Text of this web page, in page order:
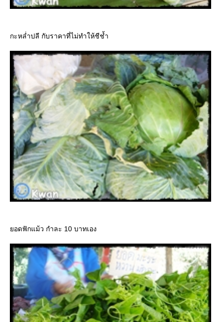
กะหล่ำปลี กับราคาที่ไม่ทำให้ชีช้ำ
ยอดฟักแม้ว กำละ 10 บาทเอง